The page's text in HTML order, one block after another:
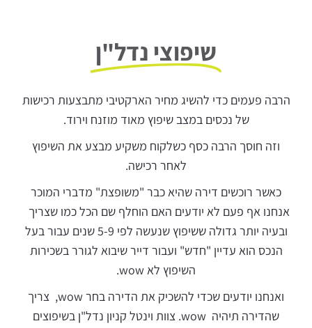
שיפוצי נדל"ן
הרבה פעמים כדי להשיג מחיר הארקטיבי מתבצעות רכישות
של נכסים במצב שיפוץ מאוד מוזנח וירוד.
וזה חוסך הרבה כסף כשלקוח משקיע מבצע את השיפוץ
לאחר רכישה.
כאשר רוכשים דירה שהיא כבר "משופצת" מדברי המוכר
אנחנו אף פעם לא יודעים האם הוחלף שם הכל כמו שצריך
ובעיה יותר גדולה ששיפוץ שנעשה לפי 5-9 שנים עבור בעל
הנכס הוא עדיין "חדש" ועבור דייר שיבוא לגורר בשכירות
השיפוץ לא wow.
ואנחנו יודעים שכדי להשכיק את הדירה בחר wow, צריך
שהדירה תיהיה wow.
צוות וינטל קניון נדל"ן בשיפוצים